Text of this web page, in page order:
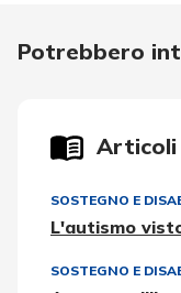
Potrebbero
Articoli
SOSTEGNO E
L'autismo
SOSTEGNO E